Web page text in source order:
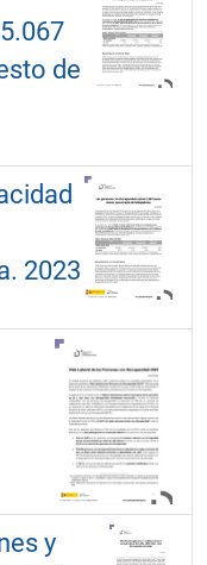
de
2023
y